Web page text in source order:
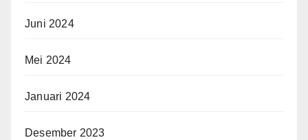
Juni 2024
Mei 2024
Januari 2024
Desember 2023